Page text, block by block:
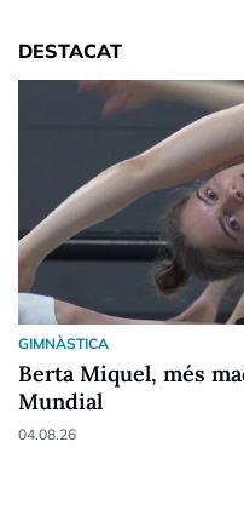
DESTACAT
GIMNÀSTICA
Berta Miquel, més
Mundial
04.08.26